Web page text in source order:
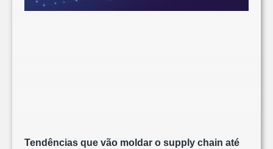
Tendências que vão moldar o supply chain até